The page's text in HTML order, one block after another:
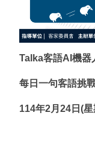
Talka客語AI機器
每日一句客語挑
114年2月24日(